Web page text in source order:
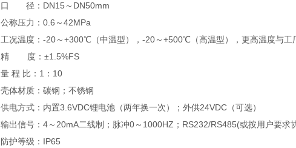
口 径：DN15～DN50mm
公称压力：0.6～42MPa
工况温度：-20～+300℃（中温型），-20～+500℃（高温型），更高温度与工
精 度：±1.5%FS
量 程 比：1：10
壳体材质：碳钢；不锈钢
供电方式：内置3.6VDC锂电池（两年换一次）；外供24VDC（可选）
输出信号：4～20mA二线制；脉冲0～1000HZ；RS232/RS485(或按用户要求
防护等级：IP65